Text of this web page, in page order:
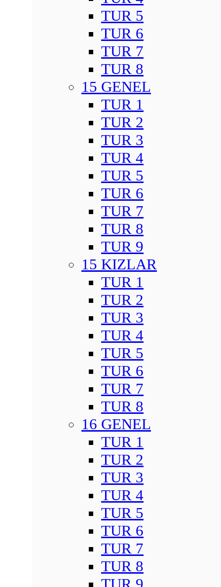
TUR 5
TUR 6
TUR 7
TUR 8
15 GENEL
TUR 1
TUR 2
TUR 3
TUR 4
TUR 5
TUR 6
TUR 7
TUR 8
TUR 9
15 KIZLAR
TUR 1
TUR 2
TUR 3
TUR 4
TUR 5
TUR 6
TUR 7
TUR 8
16 GENEL
TUR 1
TUR 2
TUR 3
TUR 4
TUR 5
TUR 6
TUR 7
TUR 8